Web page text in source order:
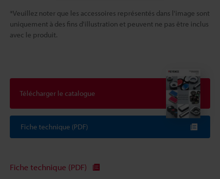
*Veuillez noter que les accessoires représentés dans l'image sont
uniquement à des fins d'illustration et peuvent ne pas être inclus
avec le produit.
Télécharger le catalogue
Fiche technique (PDF)
Fiche technique (PDF)